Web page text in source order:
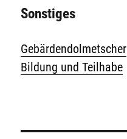
Sonstiges
Gebärdendolmetscher
Bildung und Teilhabe